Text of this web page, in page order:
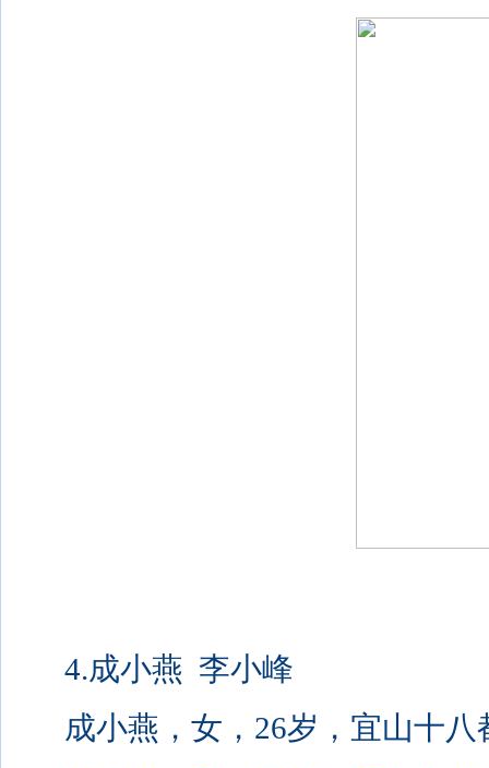
4.成小燕 李小峰
成小燕，女，26岁，宜山十